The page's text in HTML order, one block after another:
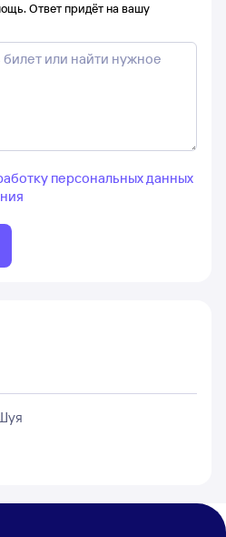
Ответ придёт на вашу
персональных данных